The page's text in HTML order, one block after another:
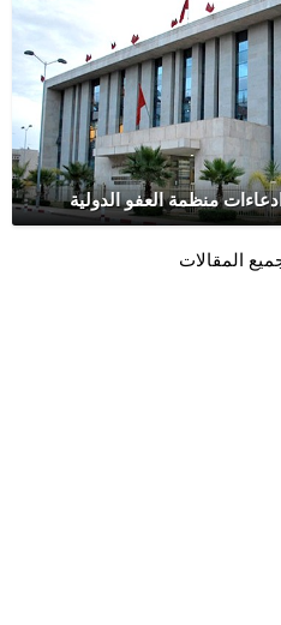
منظمة العفو الدولية
المقالات